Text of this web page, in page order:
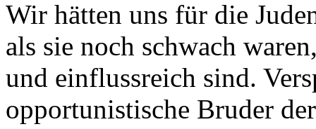
Wir hätten uns für die
als sie noch schwach
und einflussreich sind.
opportunistische Bruder